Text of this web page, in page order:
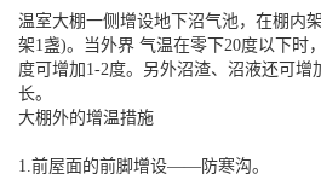
温室大棚一侧增设地下沼气池，在棚内
架1盏)。当外界 气温在零下20度以下时
度可增加1-2度。另外沼渣、沼液还可增
长。
大棚外的增温措施
1.前屋面的前脚增设——防寒沟。